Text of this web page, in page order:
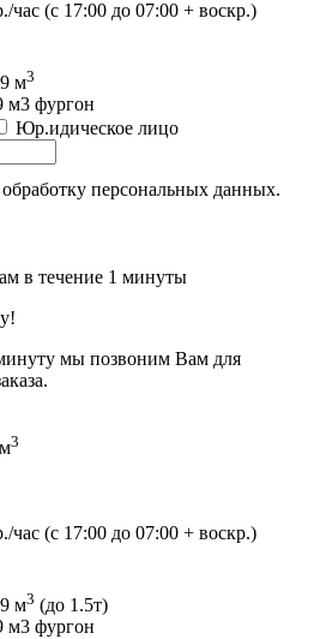
час (с 17:00 до 07:00 + воскр.)
м3
м3 фургон
Юр.идическое лицо
персональных данных.
в течение 1 минуты
мы позвоним Вам для
3
час (с 17:00 до 07:00 + воскр.)
м3 (до 1.5т)
м3 фургон